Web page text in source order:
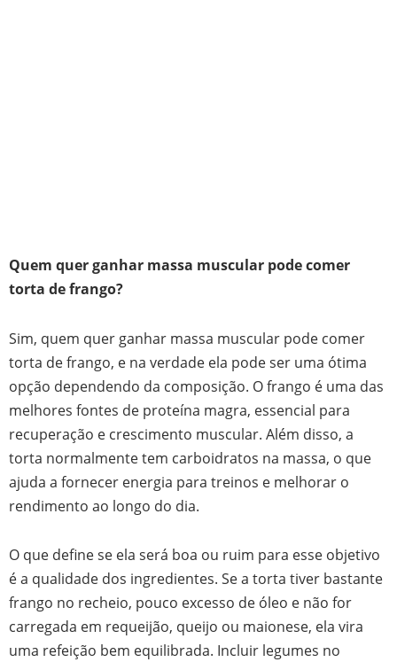
Quem quer ganhar massa muscular pode comer
torta de frango?
Sim, quem quer ganhar massa muscular pode comer
torta de frango, e na verdade ela pode ser uma ótima
opção dependendo da composição. O frango é uma das
melhores fontes de proteína magra, essencial para
recuperação e crescimento muscular. Além disso, a
torta normalmente tem carboidratos na massa, o que
ajuda a fornecer energia para treinos e melhorar o
rendimento ao longo do dia.
O que define se ela será boa ou ruim para esse objetivo
é a qualidade dos ingredientes. Se a torta tiver bastante
frango no recheio, pouco excesso de óleo e não for
carregada em requeijão, queijo ou maionese, ela vira
uma refeição bem equilibrada. Incluir legumes no